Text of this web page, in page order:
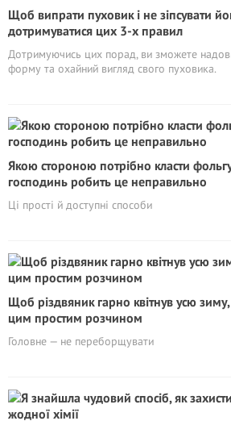
Щоб випрати пуховик і не зіпсувати
дотримуватися цих 3-х правил
Дотримуючись цих порад, ви зможете
форму та охайний вигляд свого пуховика.
Якою стороною потрібно класти
господинь робить це неправильно
Ці прості й доступні способи
Щоб різдвяник гарно квітнув усю
цим простим розчином
Головне — не переборщувати